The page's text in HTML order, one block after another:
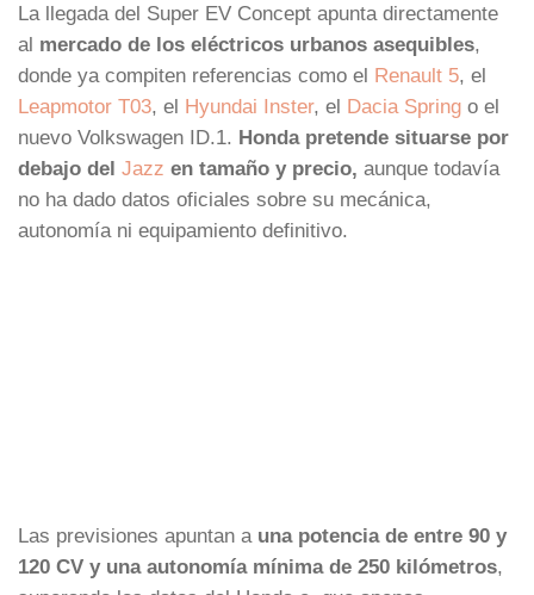
La llegada del Super EV Concept apunta directamente
al mercado de los eléctricos urbanos asequibles,
donde ya compiten referencias como el Renault 5, el
Leapmotor T03, el Hyundai Inster, el Dacia Spring o el
nuevo Volkswagen ID.1. Honda pretende situarse por
debajo del Jazz en tamaño y precio, aunque todavía
no ha dado datos oficiales sobre su mecánica,
autonomía ni equipamiento definitivo.
Las previsiones apuntan a una potencia de entre 90 y
120 CV y una autonomía mínima de 250 kilómetros,